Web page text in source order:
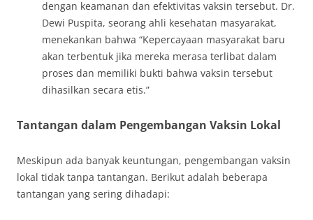
dengan keamanan dan efektivitas vaksin tersebut. Dr.
Dewi Puspita, seorang ahli kesehatan masyarakat,
menekankan bahwa “Kepercayaan masyarakat baru
akan terbentuk jika mereka merasa terlibat dalam
proses dan memiliki bukti bahwa vaksin tersebut
dihasilkan secara etis.”
Tantangan dalam Pengembangan Vaksin Lokal
Meskipun ada banyak keuntungan, pengembangan vaksin
lokal tidak tanpa tantangan. Berikut adalah beberapa
tantangan yang sering dihadapi: